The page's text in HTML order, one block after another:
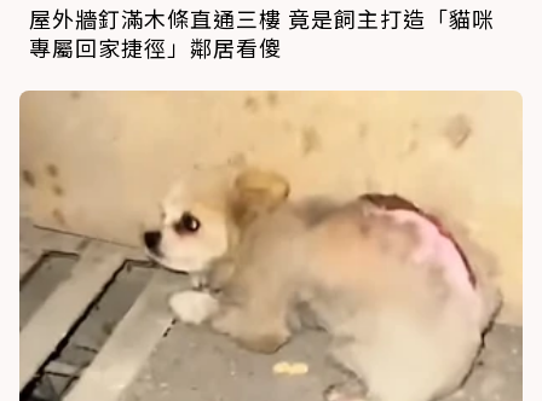
屋外牆釘滿木條直通三樓 竟是飼主打造「貓咪
專屬回家捷徑」鄰居看傻